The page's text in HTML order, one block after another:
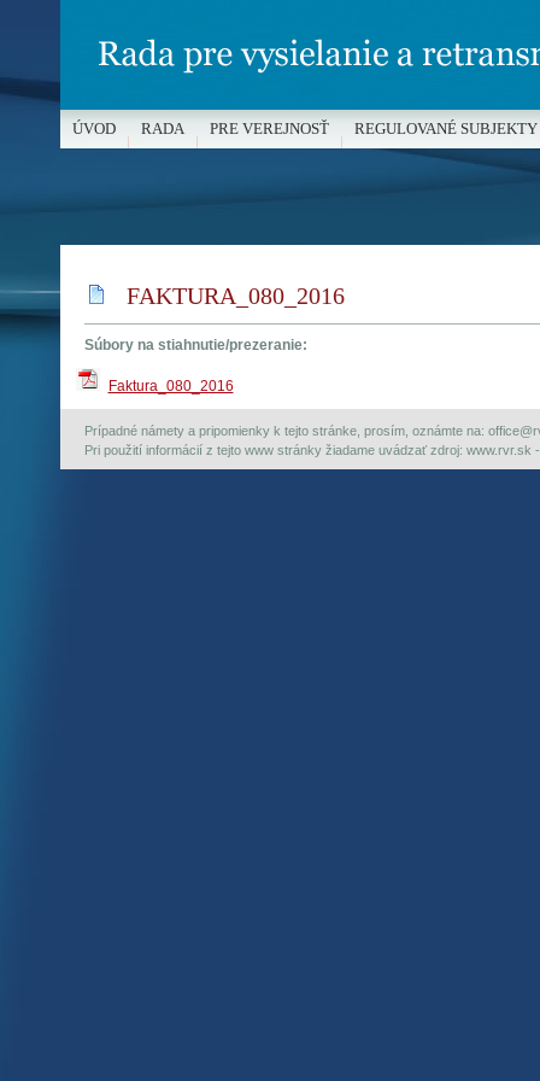
FAKTURA_080_2016
Súbory na stiahnutie/prezeranie:
Faktura_080_2016
Prípadné námety a pripomienky k tejto stránke, prosím, oznámte na:
Pri použití informácií z tejto www stránky žiadame uvádzať zdroj: www.rvr.sk
ÚVOD RADA PRE VEREJNOSŤ REGULOVANÉ SUBJEKTY